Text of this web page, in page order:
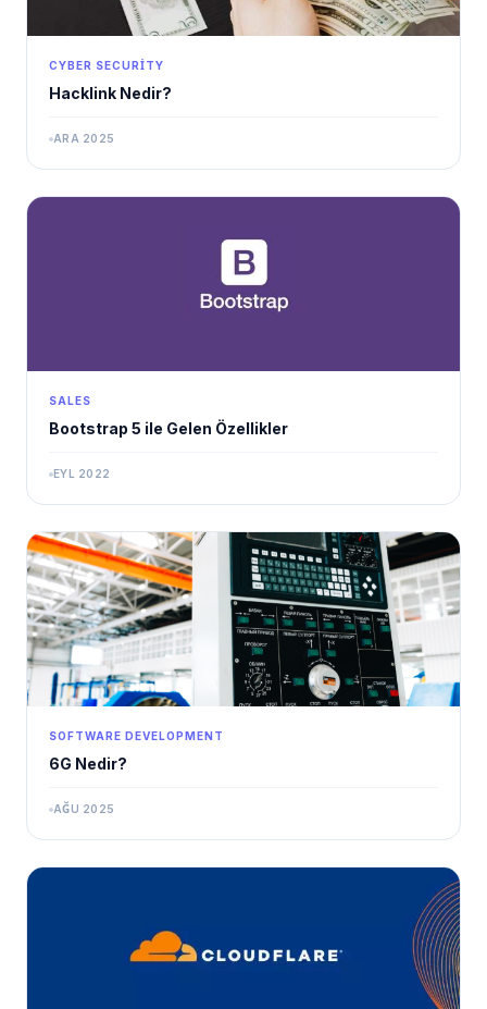
CYBER SECURITY
Hacklink Nedir?
ARA 2025
SALES
Bootstrap 5 ile Gelen Özellikler
EYL 2022
SOFTWARE DEVELOPMENT
6G Nedir?
AĞU 2025